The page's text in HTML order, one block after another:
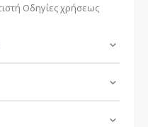
Οδηγίες χρήσεως